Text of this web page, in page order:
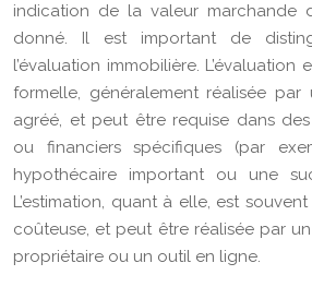
indication de la valeur marchande
donné. Il est important de
l’évaluation immobilière. L’évaluation
formelle, généralement réalisée par
agréé, et peut être requise dans
ou financiers spécifiques (par
hypothécaire important ou une
L’estimation, quant à elle, est
coûteuse, et peut être réalisée par
propriétaire ou un outil en ligne.